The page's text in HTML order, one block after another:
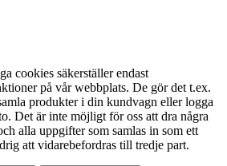
cookies säkerställer endast
på vår webbplats. De gör det t.ex.
produkter i din kundvagn eller logga
Det är inte möjligt för oss att dra några
alla uppgifter som samlas in som ett
att vidarebefordras till tredje part.